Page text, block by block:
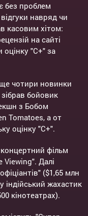
без проблем
навряд чи
касовим хітом:
на сайті
оцінку "С+" за
чотири новинки
бойовик
з Бобом
Tomatoes, а от
оцінку "С+".
фільм
Viewing". Далі
($1,65 млн
індійський жахастик
кінотеатрах).